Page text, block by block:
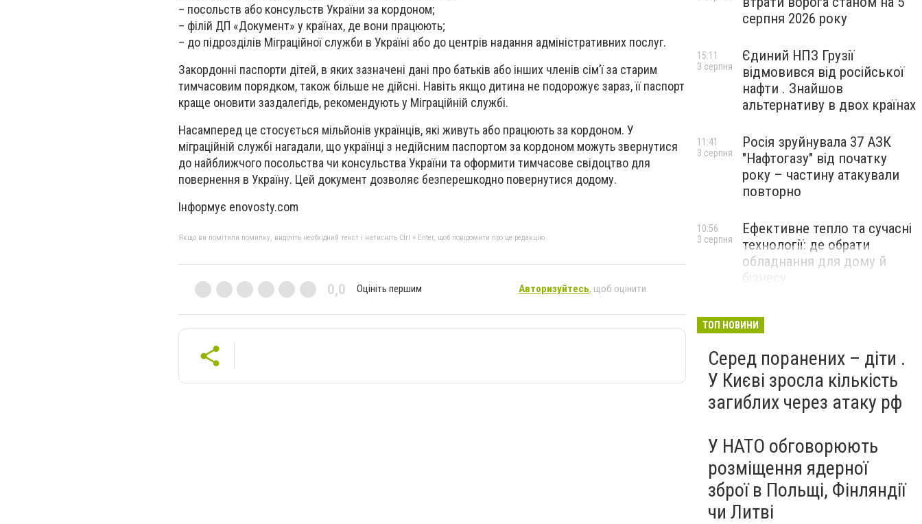
– посольств або консульств України за кордоном;
– філій ДП «Документ» у країнах, де вони працюють;
– до підрозділів Міграційної служби в Україні або до центрів надання адміністративних послуг.
Закордонні паспорти дітей, в яких зазначені дані про батьків або інших членів сім’ї за старим
тимчасовим порядком, також більше не дійсні. Навіть якщо дитина не подорожує зараз, її паспорт
краще оновити заздалегідь, рекомендують у Міграційній службі.
Насамперед це стосується мільйонів українців, які живуть або працюють за кордоном. У
міграційній службі нагадали, що українці з недійсним паспортом за кордоном можуть звернутися
до найближчого посольства чи консульства України та оформити тимчасове свідоцтво для
повернення в Україну. Цей документ дозволяє безперешкодно повернутися додому.
Інформує enovosty.com
Якщо ви помітили помилку, виділіть необхідний текст і натисніть Ctrl + Enter, щоб повідомити про це редакцію
0,0 Оцініть першим Авторизуйтесь, щоб оцінити
серпня 2026 року
Єдиний НПЗ Грузії
відмовився від російської
нафти . Знайшов
альтернативу в двох країнах
15:11
3 серпня
Росія зруйнувала 37 АЗК
"Нафтогазу" від початку
року – частину атакували
повторно
11:41
3 серпня
Ефективне тепло та сучасні
технології: де обрати
обладнання для дому й
бізнесу
10:56
3 серпня
ТОП НОВИНИ
Серед поранених – діти .
У Києві зросла кількість
загиблих через атаку рф
У НАТО обговорюють
розміщення ядерної
зброї в Польщі, Фінляндії
чи Литві